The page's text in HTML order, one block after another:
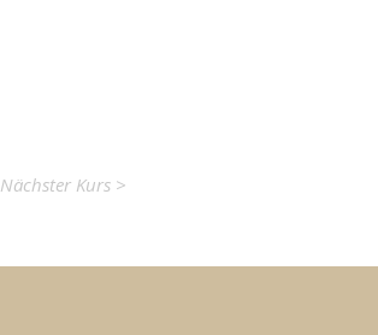
Nächster Kurs >